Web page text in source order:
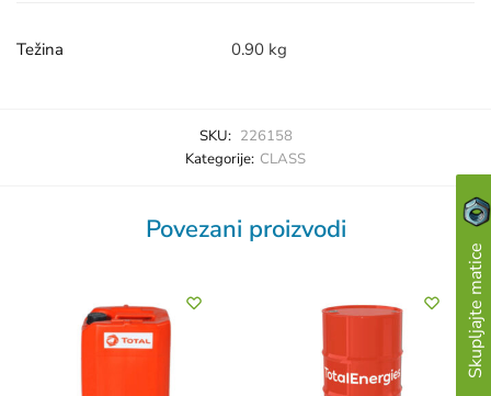
Težina 0.90 kg
SKU: 226158
Kategorije: CLASS
Povezani proizvodi
Skupljajte matice